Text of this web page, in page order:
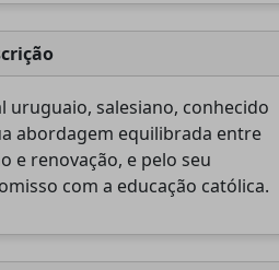
uruguaio, salesiano, conhecido
abordagem equilibrada entre
e renovação, e pelo seu
com a educação católica.